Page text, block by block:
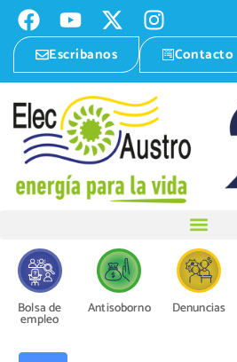
Escríbanos Contacto
Bolsa de
empleo
Antisoborno Denuncias